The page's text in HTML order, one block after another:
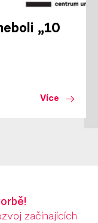
„10
Více
začínajících